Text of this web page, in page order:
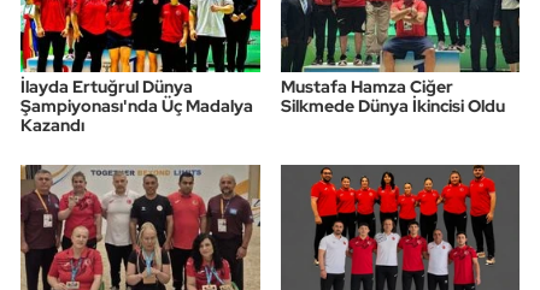
İlayda Ertuğrul Dünya
Şampiyonası'nda Üç Madalya
Kazandı
Mustafa Hamza Ciğer
Silkmede Dünya İkincisi Oldu